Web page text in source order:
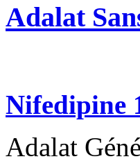
Adalat
Nifedipine
Adalat